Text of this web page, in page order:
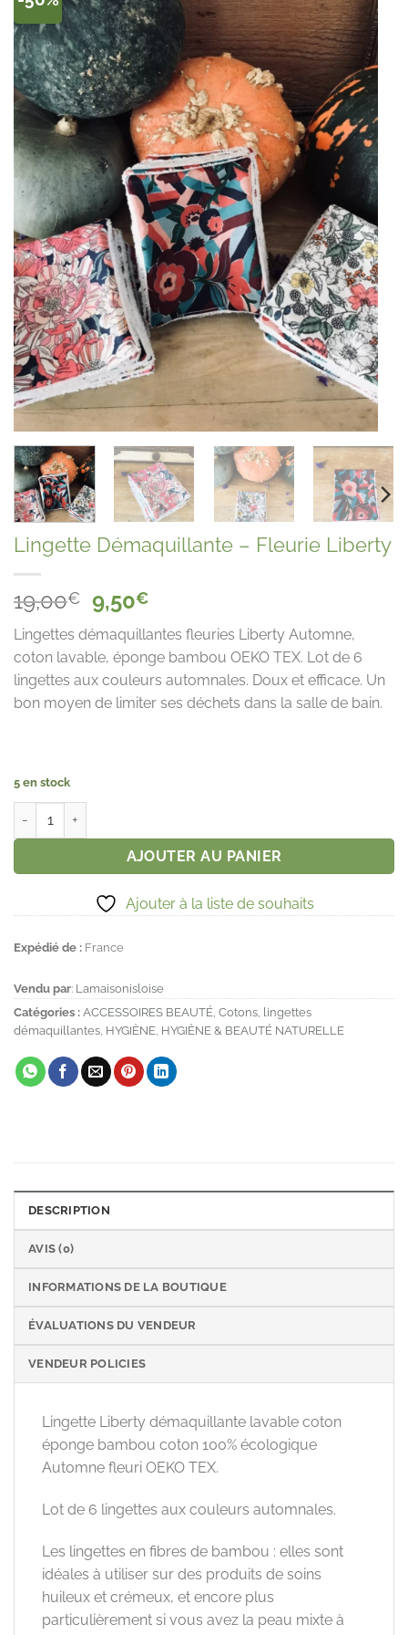
Ajouter à la
liste de
souhaits
Lingette Démaquillante – Fleurie Liberty
19,00€
Le
prix
initial
était :
19,00€.
9,50€Le
prix
actuel
est :
9,50€.
Lingettes démaquillantes fleuries Liberty Automne,
coton lavable, éponge bambou OEKO TEX. Lot de 6
lingettes aux couleurs automnales. Doux et efficace. Un
bon moyen de limiter ses déchets dans la salle de bain.
5 en stock
AJOUTER AU PANIER
Ajouter à la liste de souhaits
Expédié de : France
Vendu par: Lamaisonisloise
Catégories : ACCESSOIRES BEAUTÉ, Cotons, lingettes
démaquillantes, HYGIÈNE, HYGIÈNE & BEAUTÉ NATURELLE
DESCRIPTION
AVIS (0)
INFORMATIONS DE LA BOUTIQUE
ÉVALUATIONS DU VENDEUR
VENDEUR POLICIES
Lingette Liberty démaquillante lavable coton
éponge bambou coton 100% écologique
Automne fleuri OEKO TEX.
Lot de 6 lingettes aux couleurs automnales.
Les lingettes en fibres de bambou : elles sont
idéales à utiliser sur des produits de soins
huileux et crémeux, et encore plus
particulièrement si vous avez la peau mixte à